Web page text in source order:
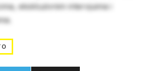
ekskluzivnim intervjuima i